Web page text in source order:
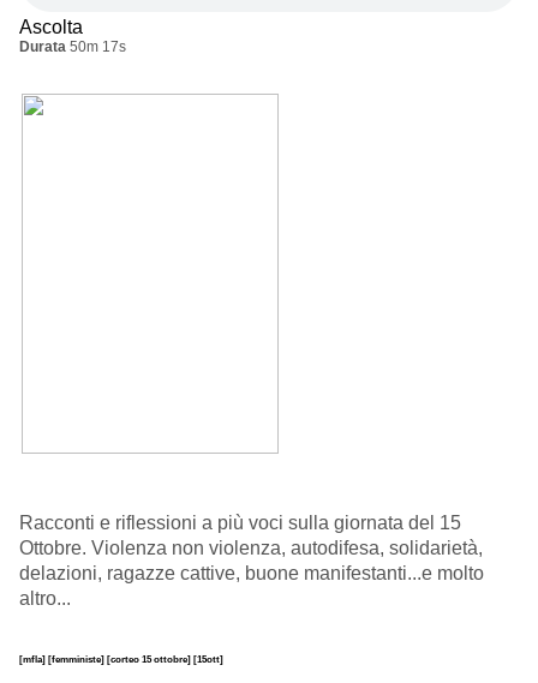
Ascolta
Durata 50m 17s
Racconti e riflessioni a più voci sulla giornata del 15
Ottobre. Violenza non violenza, autodifesa, solidarietà,
delazioni, ragazze cattive, buone manifestanti...e molto
altro...
[mfla] [femministe] [corteo 15 ottobre] [15ott]